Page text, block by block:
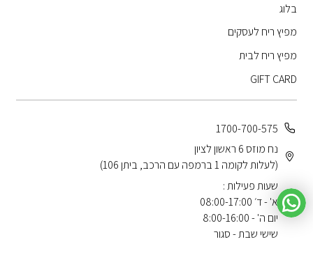
בלוג
מפיץ ריח לעסקים
מפיץ ריח לבית
GIFT CARD
1700-700-575
נח מוזס 6 ראשון לציון
(לעלות לקומה 1 ברמפה עם הרכב, ביתן 106)
שעות פעילות :
א' - ד׳ 08:00-17:00
יום ה' - 8:00-16:00
שישי שבת - סגור